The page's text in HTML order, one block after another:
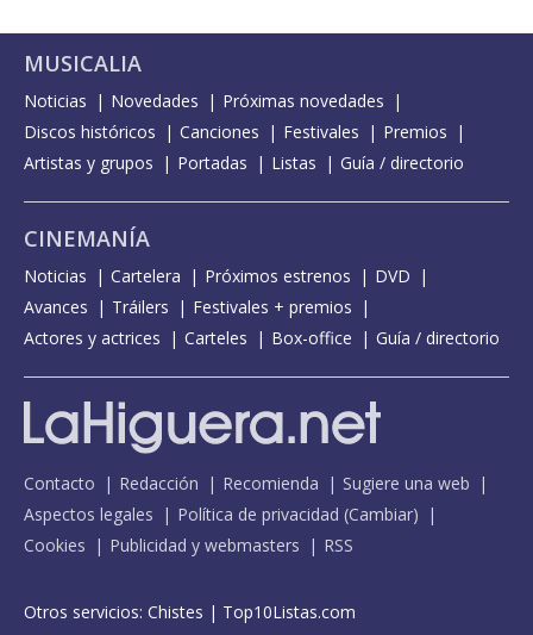
MUSICALIA
Noticias Novedades
Próximas novedades
Discos históricos
Canciones Festivales
Premios
Artistas y grupos
Portadas Listas Guía / directorio
CINEMANÍA
Noticias Cartelera Próximos estrenos
DVD
Avances
Tráilers
Festivales + premios
Actores y actrices
Carteles Box-office Guía / directorio
Contacto Redacción Recomienda
Sugiere una web
Aspectos legales
Política de privacidad (Cambiar)
Cookies
Publicidad y webmasters RSS
Otros servicios: Chistes | Top10Listas.com